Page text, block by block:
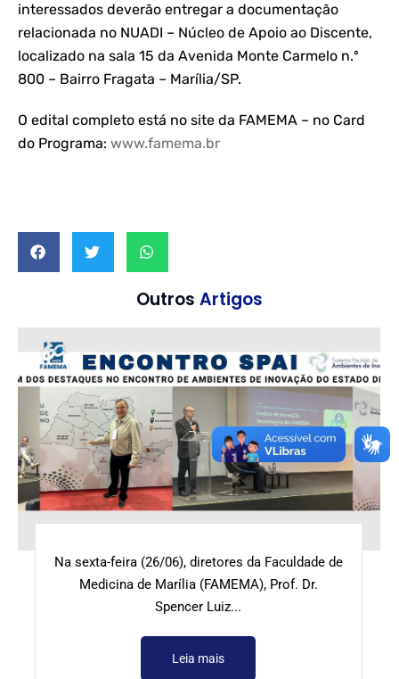
interessados deverão entregar a documentação
relacionada no NUADI – Núcleo de Apoio ao Discente,
localizado na sala 15 da Avenida Monte Carmelo n.º
800 – Bairro Fragata – Marília/SP.
O edital completo está no site da FAMEMA – no Card
do Programa: www.famema.br
Outros Artigos
Na sexta-feira (26/06), diretores da Faculdade de
Medicina de Marília (FAMEMA), Prof. Dr.
Spencer Luiz...
Leia mais